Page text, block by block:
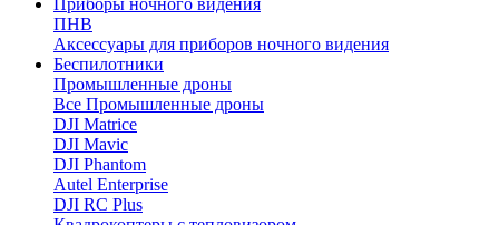
Приборы ночного видения
ПНВ
Аксессуары для приборов ночного видения
Беспилотники
Промышленные дроны
Все Промышленные дроны
DJI Matrice
DJI Mavic
DJI Phantom
Autel Enterprise
DJI RC Plus